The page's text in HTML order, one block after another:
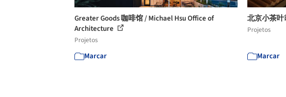
Greater Goods 咖啡馆 / Michael Hsu Office of
Architecture
Projetos
Marcar
北京小茶
Projetos
Marcar